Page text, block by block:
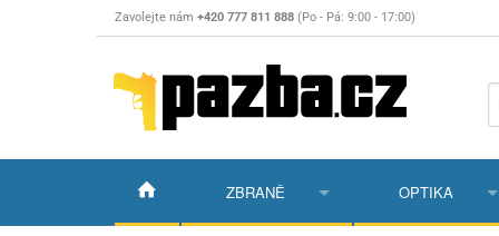
Zavolejte nám +420 777 811 888 (Po - Pá: 9:00 - 17:00)
ZBRANĚ OPTIKA